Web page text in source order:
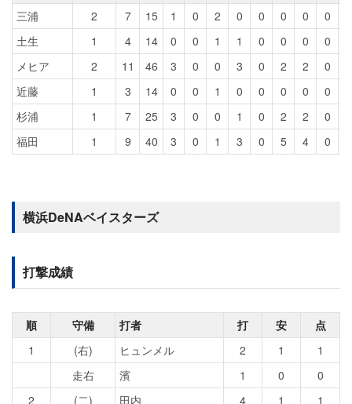
三浦 2 7 15 1 0 2 0 0 0 0 0
土生
1 4 14 0 0 1 1 0 0 0 0
メヒア
2 11 46 3 0 0 3 0 2 2 0
近藤
1 3 14 0 0 1 0 0 0 0 0
杉浦
1 7 25 3 0 0 1 0 2 2 0
福田
1 9 40 3 0 1 3 0 5 4 0
横浜DeNAベイスターズ
打撃成績
順 守備 打者 打 安
点
1
(右) ヒュンメル 2 1
1
走右
濱 1 0
0
2
(二) 田内 4 1
1